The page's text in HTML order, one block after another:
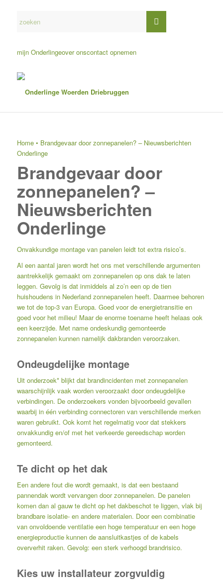
mijn Onderlingeover onscontact opnemen
Home• Brandgevaar door zonnepanelen? – Nieuwsberichten
Onderlinge
Brandgevaar door
zonnepanelen? –
Nieuwsberichten
Onderlinge
Onvakkundige montage van panelen leidt tot extra risico’s.
Al een aantal jaren wordt het ons met verschillende argumenten
aantrekkelijk gemaakt om zonnepanelen op ons dak te laten
leggen. Gevolg is dat inmiddels al zo’n een op de tien
huishoudens in Nederland zonnepanelen heeft. Daarmee behoren
we tot de top-3 van Europa. Goed voor de energietransitie en
goed voor het milieu! Maar de enorme toename heeft helaas ook
een keerzijde. Met name ondeskundig gemonteerde
zonnepanelen kunnen namelijk dakbranden veroorzaken.
Ondeugdelijke montage
Uit onderzoek* blijkt dat brandincidenten met zonnepanelen
waarschijnlijk vaak worden veroorzaakt door ondeugdelijke
verbindingen. De onderzoekers vonden bijvoorbeeld gevallen
waarbij in één verbinding connectoren van verschillende merken
waren gebruikt. Ook komt het regelmatig voor dat stekkers
onvakkundig en/of met het verkeerde gereedschap worden
gemonteerd.
Te dicht op het dak
Een andere fout die wordt gemaakt, is dat een bestaand
pannendak wordt vervangen door zonnepanelen. De panelen
komen dan al gauw te dicht op het dakbeschot te liggen, vlak bij
brandbare isolatie- en andere materialen. Door een combinatie
van onvoldoende ventilatie een hoge temperatuur en een hoge
energieproductie kunnen de aansluitkastjes of de kabels
oververhit raken. Gevolg: een sterk verhoogd brandrisico.
Kies uw installateur zorgvuldig